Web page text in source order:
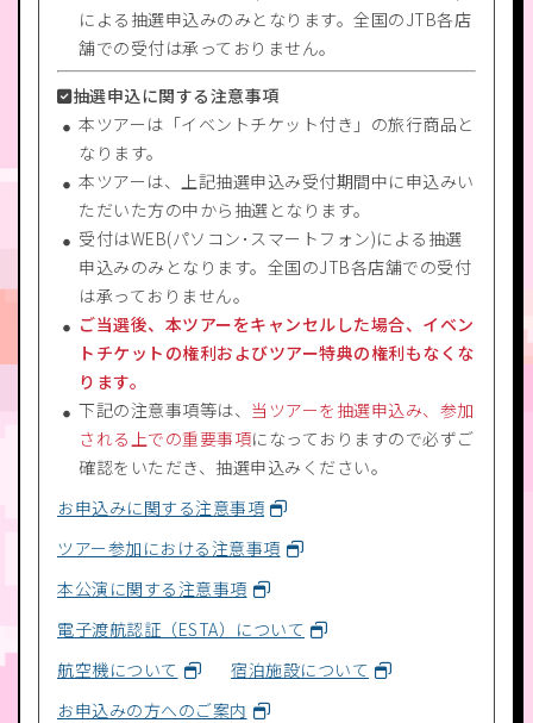
による抽選申込みのみとなります。全国のJTB各店
舗での受付は承っておりません。
抽選申込に関する注意事項
本ツアーは「イベントチケット付き」の旅行商品と
なります。
本ツアーは、上記抽選申込み受付期間中に申込みい
ただいた方の中から抽選となります。
受付はWEB(パソコン･スマートフォン)による抽選
申込みのみとなります。全国のJTB各店舗での受付
は承っておりません。
ご当選後、本ツアーをキャンセルした場合、イベン
トチケットの権利およびツアー特典の権利もなくな
ります。
下記の注意事項等は、 当ツアーを抽選申込み、参加
される上での重要事項になっておりますので必ずご
確認をいただき、抽選申込みください。
お申込みに関する注意事項
ツアー参加における注意事項
本公演に関する注意事項
電子渡航認証（ESTA）について
航空機について
宿泊施設について
お申込みの方へのご案内